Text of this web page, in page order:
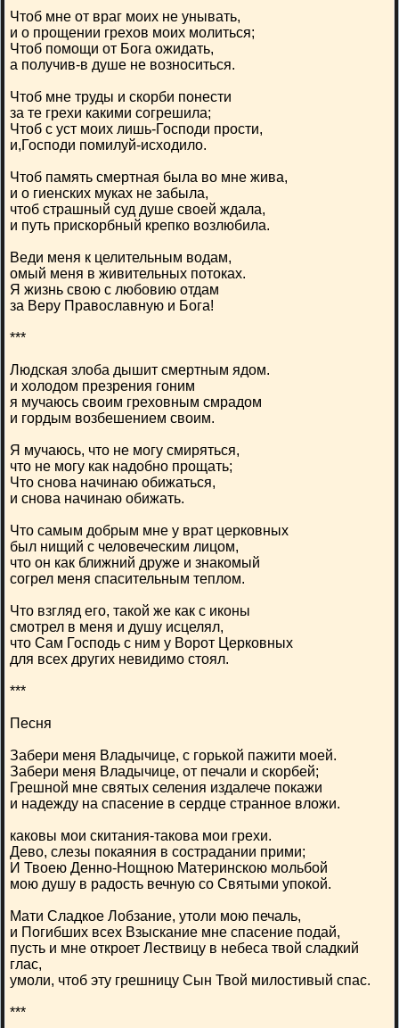
Чтоб мне от враг моих не унывать,
и о прощении грехов моих молиться;
Чтоб помощи от Бога ожидать,
а получив-в душе не возноситься.
Чтоб мне труды и скорби понести
за те грехи какими согрешила;
Чтоб с уст моих лишь-Господи прости,
и,Господи помилуй-исходило.
Чтоб память смертная была во мне жива,
и о гиенских муках не забыла,
чтоб страшный суд душе своей ждала,
и путь прискорбный крепко возлюбила.
Веди меня к целительным водам,
омый меня в живительных потоках.
Я жизнь свою с любовию отдам
за Веру Православную и Бога!
***
Людская злоба дышит смертным ядом.
и холодом презрения гоним
я мучаюсь своим греховным смрадом
и гордым возбешением своим.
Я мучаюсь, что не могу смиряться,
что не могу как надобно прощать;
Что снова начинаю обижаться,
и снова начинаю обижать.
Что самым добрым мне у врат церковных
был нищий с человеческим лицом,
что он как ближний друже и знакомый
согрел меня спасительным теплом.
Что взгляд его, такой же как с иконы
смотрел в меня и душу исцелял,
что Сам Господь с ним у Ворот Церковных
для всех других невидимо стоял.
***
Песня
Забери меня Владычице, с горькой пажити моей.
Забери меня Владычице, от печали и скорбей;
Грешной мне святых селения издалече покажи
и надежду на спасение в сердце странное вложи.
каковы мои скитания-такова мои грехи.
Дево, слезы покаяния в сострадании прими;
И Твоею Денно-Нощною Материнскою мольбой
мою душу в радость вечную со Святыми упокой.
Мати Сладкое Лобзание, утоли мою печаль,
и Погибших всех Взыскание мне спасение подай,
пусть и мне откроет Лествицу в небеса твой сладкий
глас,
умоли, чтоб эту грешницу Сын Твой милостивый спас.
***